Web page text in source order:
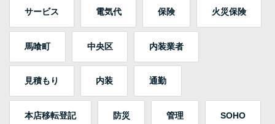
サービス 電気代 保険 火災保険
馬喰町 中央区 内装業者
見積もり 内装 通勤
本店移転登記 防災 管理 SOHO